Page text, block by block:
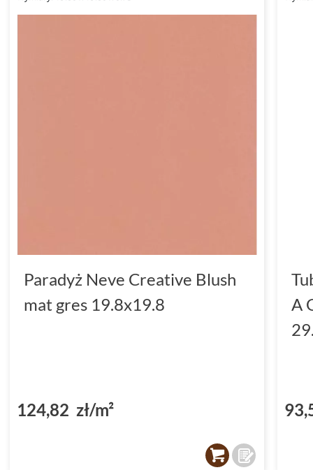
Paradyż Neve Creative Blush
mat gres 19.8x19.8
124,82 zł/m²
A